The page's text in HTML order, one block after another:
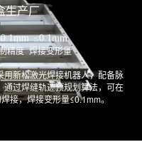
生产厂
精度
≤0.1mm
焊接变形量
新松激光焊接机器人，配备脉
过焊缝轨迹预规划算法，可在
接，焊接变形量≤0.1mm。